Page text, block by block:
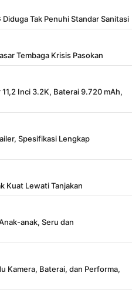
Tak Penuhi Standar Sanitasi
Tembaga Krisis Pasokan
Inci 3.2K, Baterai 9.720 mAh,
Spesifikasi Lengkap
Kuat Lewati Tanjakan
anak, Seru dan
Kamera, Baterai, dan Performa,